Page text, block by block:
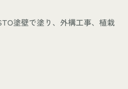
塗壁で塗り、外構工事、植栽